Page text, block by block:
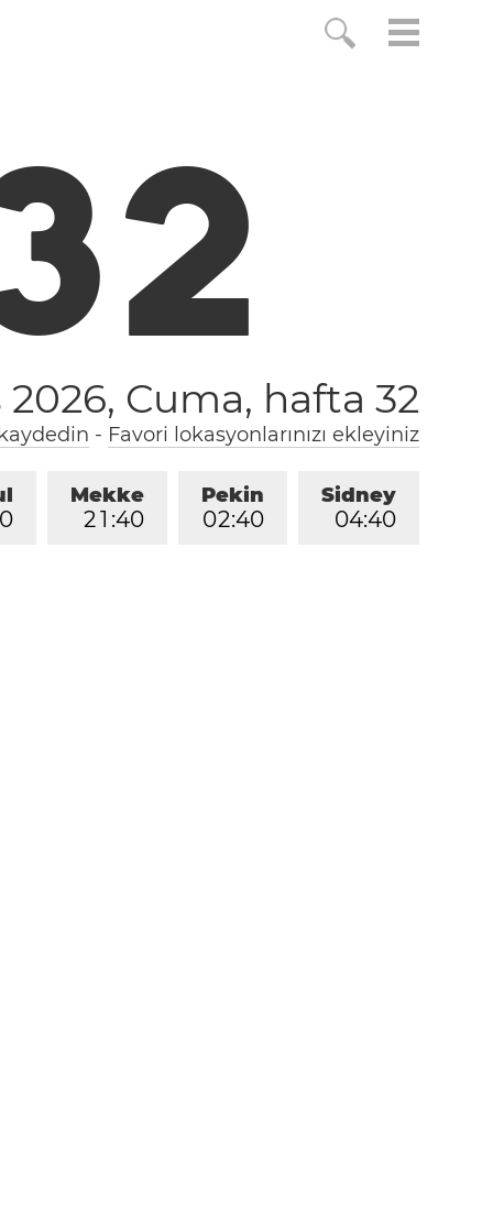
2
Cuma, hafta 32
- Favori lokasyonlarınızı ekleyiniz
Sidney
04:40
Pekin
02:40
Mekke
21 :40